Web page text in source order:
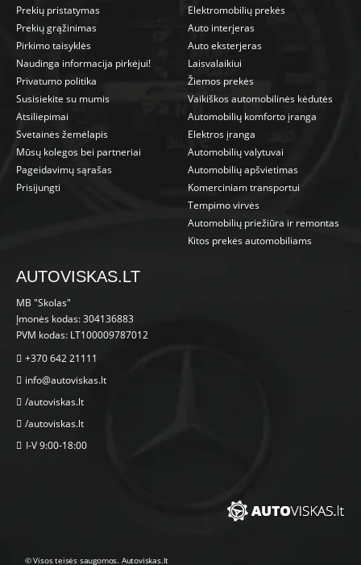
Prekių pristatymas
Prekių grąžinimas
Pirkimo taisyklės
Naudinga informacija pirkėjui!
Privatumo politika
Susisiekite su mumis
Atsiliepimai
Svetainės žemėlapis
Mūsų kolegos bei partneriai
Pageidavimų sąrašas
Prisijungti
Elektromobilių prekės
Auto interjeras
Auto eksterjeras
Laisvalaikiui
Žiemos prekės
Vaikiškos automobilinės kėdutės
Automobilių komforto įranga
Elektros įranga
Automobilių valytuvai
Automobilių apšvietimas
Komerciniam transportui
Tempimo virvės
Automobilių priežiūra ir remontas
Kitos prekės automobiliams
AUTOVISKAS.LT
MB "Skolas"
Įmonės kodas: 304136883
PVM kodas: LT100009787012
+370 642 21111
info@autoviskas.lt
/autoviskas.lt
/autoviskas.lt
I-V 9:00-18:00
© Visos teisės saugomos. Autoviskas.lt